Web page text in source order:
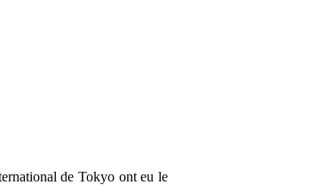
de Tokyo ont eu le